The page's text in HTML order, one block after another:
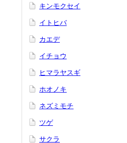
キンモクセイ
イトヒバ
カエデ
イチョウ
ヒマラヤスギ
ホオノキ
ネズミモチ
ツゲ
サクラ